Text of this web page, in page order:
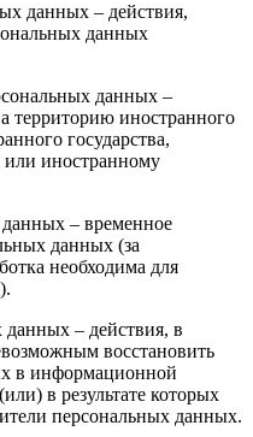
данных – действия,
данных
данных –
территорию иностранного
государства,
иностранному
– временное
данных (за
необходима для
– действия, в
восстановить
в информационной
в результате которых
персональных данных.